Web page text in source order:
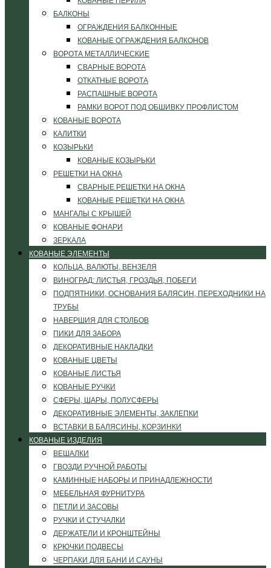
БАЛКОНЫ
ОГРАЖДЕНИЯ БАЛКОННЫЕ
КОВАНЫЕ ОГРАЖДЕНИЯ БАЛКОНОВ
ВОРОТА МЕТАЛЛИЧЕСКИЕ
СВАРНЫЕ ВОРОТА
ОТКАТНЫЕ ВОРОТА
РАСПАШНЫЕ ВОРОТА
РАМКИ ВОРОТ ПОД ОБШИВКУ ПРОФЛИСТОМ
КОВАНЫЕ ВОРОТА
КАЛИТКИ
КОЗЫРЬКИ
КОВАНЫЕ КОЗЫРЬКИ
РЕШЕТКИ НА ОКНА
СВАРНЫЕ РЕШЕТКИ НА ОКНА
КОВАНЫЕ РЕШЕТКИ НА ОКНА
МАНГАЛЫ С КРЫШЕЙ
КОВАНЫЕ ФОНАРИ
ЗЕРКАЛА
КОВАНЫЕ ЭЛЕМЕНТЫ
КОЛЬЦА, ВАЛЮТЫ, ВЕНЗЕЛЯ
ВИНОГРАД: ЛИСТЬЯ, ГРОЗДЬЯ, ПОБЕГИ
ПОДПЯТНИКИ, ОСНОВАНИЯ БАЛЯСИН, ПЕРЕХОДНИКИ НА
ТРУБЫ
НАВЕРШИЯ ДЛЯ СТОЛБОВ
ПИКИ ДЛЯ ЗАБОРА
ДЕКОРАТИВНЫЕ НАКЛАДКИ
КОВАНЫЕ ЦВЕТЫ
КОВАНЫЕ ЛИСТЬЯ
КОВАНЫЕ РУЧКИ
СФЕРЫ, ШАРЫ, ПОЛУСФЕРЫ
ДЕКОРАТИВНЫЕ ЭЛЕМЕНТЫ, ЗАКЛЕПКИ
ВСТАВКИ В БАЛЯСИНЫ, КОРЗИНКИ
КОВАНЫЕ ИЗДЕЛИЯ
ВЕШАЛКИ
ГВОЗДИ РУЧНОЙ РАБОТЫ
КАМИННЫЕ НАБОРЫ И ПРИНАДЛЕЖНОСТИ
МЕБЕЛЬНАЯ ФУРНИТУРА
ПЕТЛИ И ЗАСОВЫ
РУЧКИ И СТУЧАЛКИ
ДЕРЖАТЕЛИ И КРОНШТЕЙНЫ
КРЮЧКИ ПОДВЕСЫ
ЧЕРПАКИ ДЛЯ БАНИ И САУНЫ